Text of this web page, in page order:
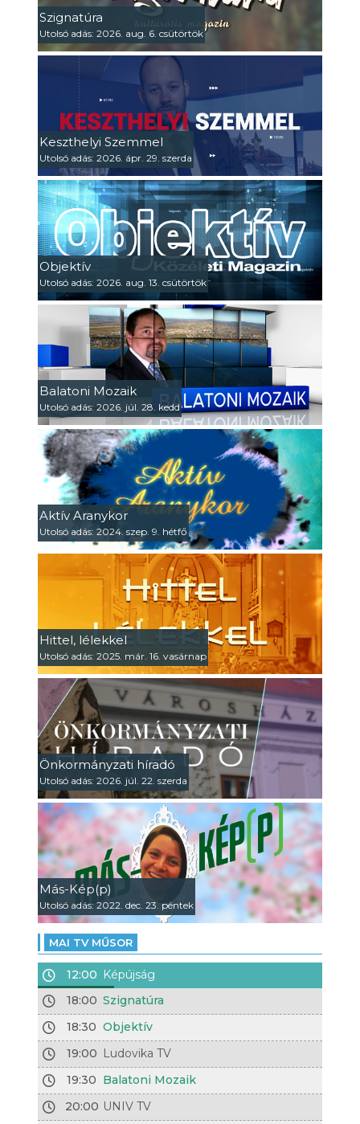
Szignatúra
Utolsó adás: 2026. aug. 6. csütörtök
Keszthelyi Szemmel
Utolsó adás: 2026. ápr. 29. szerda
Objektív
Utolsó adás: 2026. aug. 13. csütörtök
Balatoni Mozaik
Utolsó adás: 2026. júl. 28. kedd
Aktív Aranykor
Utolsó adás: 2024. szep. 9. hétfő
Hittel, lélekkel
Utolsó adás: 2025. már. 16. vasárnap
Önkormányzati híradó
Utolsó adás: 2026. júl. 22. szerda
Más-Kép(p)
Utolsó adás: 2022. dec. 23. péntek
MAI TV MŰSOR
12:00 Képújság
18:00 Szignatúra
18:30 Objektív
19:00 Ludovika TV
19:30 Balatoni Mozaik
20:00 UNIV TV